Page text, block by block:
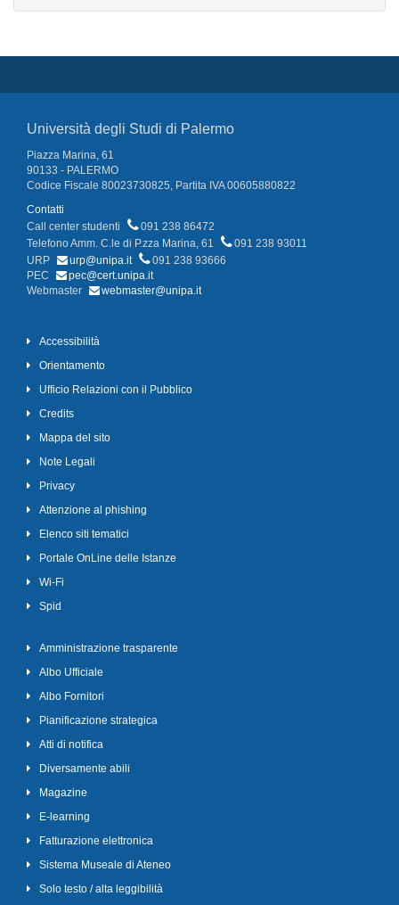
Università degli Studi di Palermo
Piazza Marina, 61
90133 - PALERMO
Codice Fiscale 80023730825, Partita IVA 00605880822
Contatti
Call center studenti
091 238 86472
Telefono Amm. C.le di P.zza Marina, 61
091 238 93011
URP
urp@unipa.it
091 238 93666
PEC
pec@cert.unipa.it
Webmaster
webmaster@unipa.it
Accessibilità
Orientamento
Ufficio Relazioni con il Pubblico
Credits
Mappa del sito
Note Legali
Privacy
Attenzione al phishing
Elenco siti tematici
Portale OnLine delle Istanze
Wi-Fi
Spid
Amministrazione trasparente
Albo Ufficiale
Albo Fornitori
Pianificazione strategica
Atti di notifica
Diversamente abili
Magazine
E-learning
Fatturazione elettronica
Sistema Museale di Ateneo
Solo testo / alta leggibilità